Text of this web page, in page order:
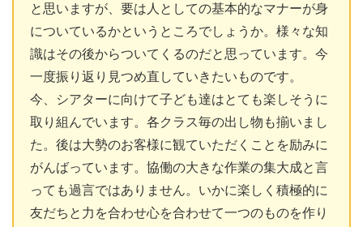
と思いますが、要は人としての基本的なマナーが身
についているかというところでしょうか。様々な知
識はその後からついてくるのだと思っています。今
一度振り返り見つめ直していきたいものです。
今、シアターに向けて子ども達はとても楽しそうに
取り組んでいます。各クラス毎の出し物も揃いまし
た。後は大勢のお客様に観ていただくことを励みに
がんばっています。協働の大きな作業の集大成と言
っても過言ではありません。いかに楽しく積極的に
友だちと力を合わせ心を合わせて一つのものを作り